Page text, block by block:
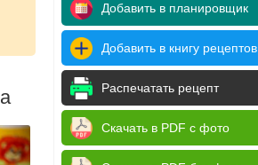
Добавить в планировщик
Добавить в книгу рецептов
Распечатать рецепт
Скачать в PDF с фото